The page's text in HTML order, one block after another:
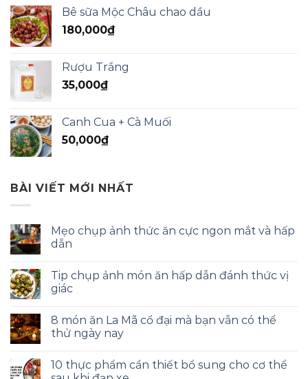
Bê sữa Mộc Châu chao dầu
180,000₫
Rượu Trắng
35,000₫
Canh Cua + Cà Muối
50,000₫
BÀI VIẾT MỚI NHẤT
Mẹo chụp ảnh thức ăn cực ngon mắt và hấp
dẫn
Tip chụp ảnh món ăn hấp dẫn đánh thức vị
giác
8 món ăn La Mã cổ đại mà bạn vẫn có thể
thử ngày nay
10 thực phẩm cần thiết bổ sung cho cơ thể